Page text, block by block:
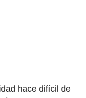
hace difícil de